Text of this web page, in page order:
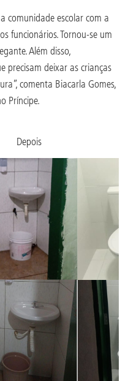
comunidade escolar com a
funcionários. Tornou-se um
Além disso,
precisam deixar as crianças
comenta Biacarla Gomes,
Príncipe.